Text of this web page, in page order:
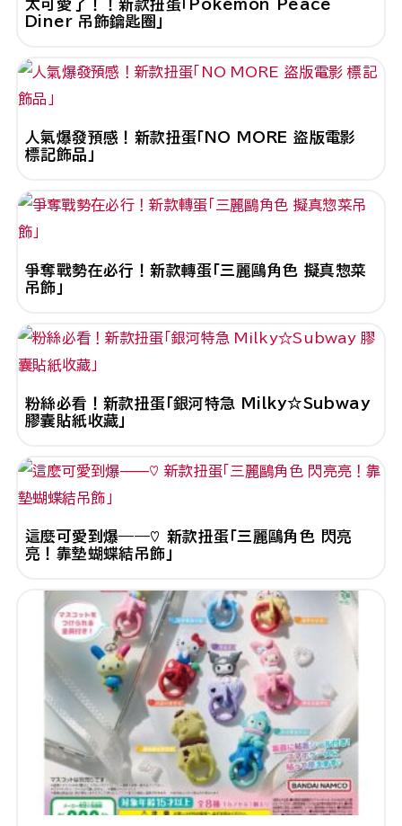
太可愛了！！新款扭蛋「Pokémon Peace
Diner 吊飾鑰匙圈」
人氣爆發預感！新款扭蛋「NO MORE 盜版電影
標記飾品」
爭奪戰勢在必行！新款轉蛋「三麗鷗角色 擬真惣菜
吊飾」
粉絲必看！新款扭蛋「銀河特急 Milky☆Subway
膠囊貼紙收藏」
這麼可愛到爆——♡ 新款扭蛋「三麗鷗角色 閃亮
亮！靠墊蝴蝶結吊飾」